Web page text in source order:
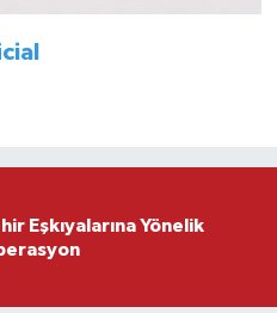
Eşkıyalarına Yönelik